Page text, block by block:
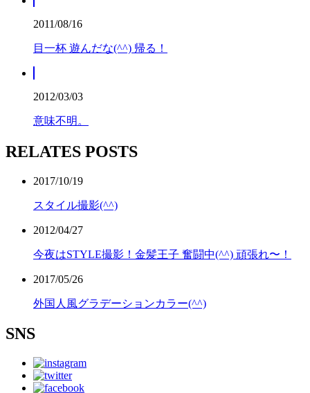
2011/08/16
目一杯 遊んだな(^^) 帰る！
2012/03/03
意味不明。
RELATES POSTS
2017/10/19
スタイル撮影(^^)
2012/04/27
今夜はSTYLE撮影！金髪王子 奮闘中(^^) 頑張れ〜！
2017/05/26
外国人風グラデーションカラー(^^)
SNS